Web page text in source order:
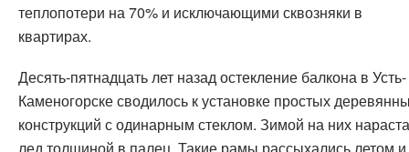
теплопотери на 70% и исключающими сквозняки в
квартирах.
Десять-пятнадцать лет назад остекление балкона в Усть-
Каменогорске сводилось к установке простых
конструкций с одинарным стеклом. Зимой на них
лед толщиной в палец. Такие рамы рассыхались летом и